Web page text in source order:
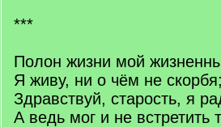
***
Полон жизни мой
Я живу, ни о чём не
Здравствуй, старость, я
А ведь мог и не встретить